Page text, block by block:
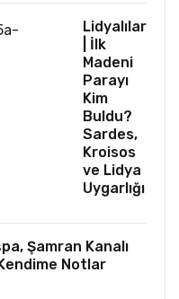
Lidyalılar
| İlk
Madeni
Parayı
Kim
Buldu?
Sardes,
Kroisos
ve Lidya
Uygarlığı
Şamran Kanalı
Notlar